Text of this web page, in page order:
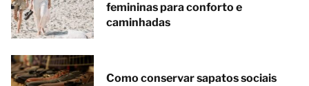
femininas para conforto e
caminhadas
Como conservar sapatos sociais